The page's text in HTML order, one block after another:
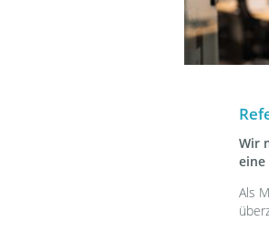
Wir
Als